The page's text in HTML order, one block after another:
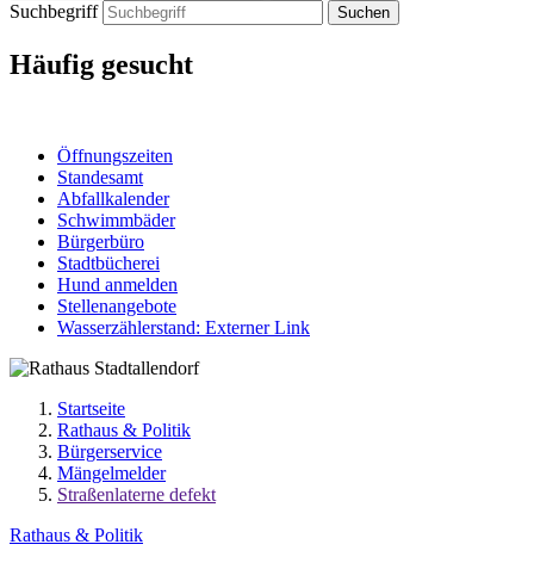
Suchbegriff Suchen
Häufig gesucht
Öffnungszeiten
Standesamt
Abfallkalender
Schwimmbäder
Bürgerbüro
Stadtbücherei
Hund anmelden
Stellenangebote
Wasserzählerstand: Externer Link
Startseite
Rathaus & Politik
Bürgerservice
Mängelmelder
Straßenlaterne defekt
Rathaus & Politik